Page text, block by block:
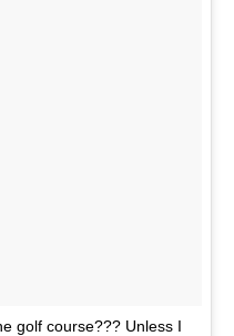
golf course??? Unless I